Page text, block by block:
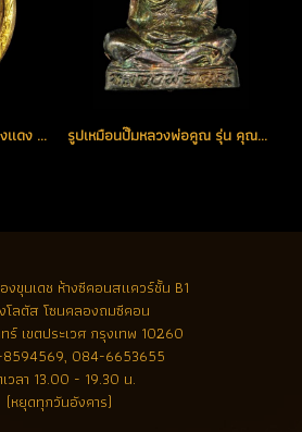
เหรียญเจริญพรล่าง เนื้อทองแดง ผิวเดิมแแสนเดิม รุ้งกระจาย เทพสุดขั้ว จมูกงาม สวยแชมป์ (ขายแล้ว) รูปเหมือนปั๊มหลวงพ่อคูณ รุ่น คุณพระเทพประทานพร เนื้อเงิน เดิมๆ สวยแชมป์ (ขายแล้ว)
งขุนเดช ห้างซีคอนสแควร์ชั้น B1
โลตัส โซนคลองถมซีคอน
ร์ เขตประเวศ กรุงเทพ 10260
8594569, 084-6653655
เวลา 13.00 - 19.30 น.
(หยุดทุกวันอังคาร)